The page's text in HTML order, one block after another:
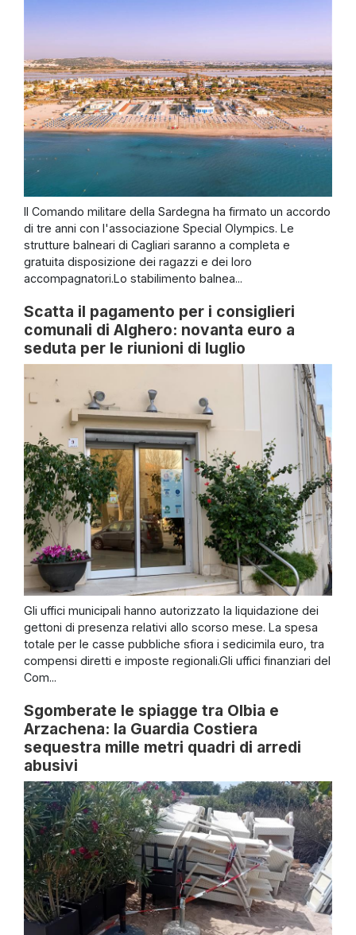
Il Comando militare della Sardegna ha firmato un accordo
di tre anni con l'associazione Special Olympics. Le
strutture balneari di Cagliari saranno a completa e
gratuita disposizione dei ragazzi e dei loro
accompagnatori.Lo stabilimento balnea...
Scatta il pagamento per i consiglieri
comunali di Alghero: novanta euro a
seduta per le riunioni di luglio
Gli uffici municipali hanno autorizzato la liquidazione dei
gettoni di presenza relativi allo scorso mese. La spesa
totale per le casse pubbliche sfiora i sedicimila euro, tra
compensi diretti e imposte regionali.Gli uffici finanziari del
Com...
Sgomberate le spiagge tra Olbia e
Arzachena: la Guardia Costiera
sequestra mille metri quadri di arredi
abusivi